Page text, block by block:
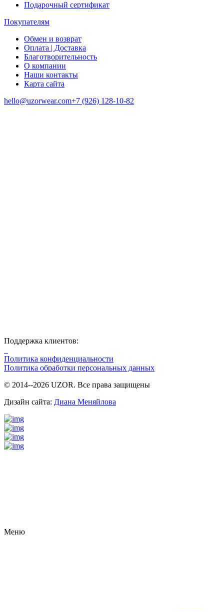
Подарочный сертификат
Покупателям
Обмен и возврат
Оплата | Доставка
Благотворительность
О компании
Наши контакты
Карта сайта
hello@uzorwear.com+7 (926) 128-10-82
Поддержка клиентов:
Политика конфиденциальности
Политика обработки персональных данных
© 2014--2026 UZOR. Все права защищены
Дизайн сайта: Диана Меняйлова
Meню